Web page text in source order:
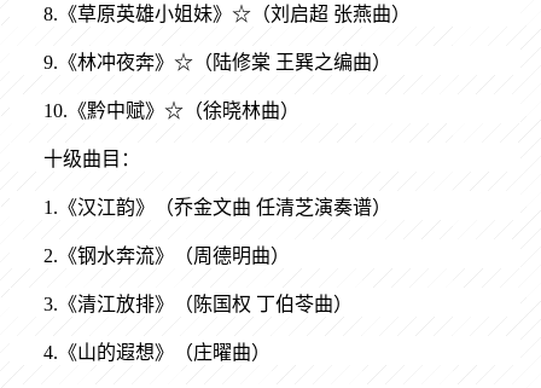
8.《草原英雄小姐妹》☆（刘启超 张燕曲）
9.《林冲夜奔》☆（陆修棠 王巽之编曲）
10.《黔中赋》☆（徐晓林曲）
十级曲目：
1.《汉江韵》（乔金文曲 任清芝演奏谱）
2.《钢水奔流》（周德明曲）
3.《清江放排》（陈国权 丁伯苓曲）
4.《山的遐想》（庄曜曲）